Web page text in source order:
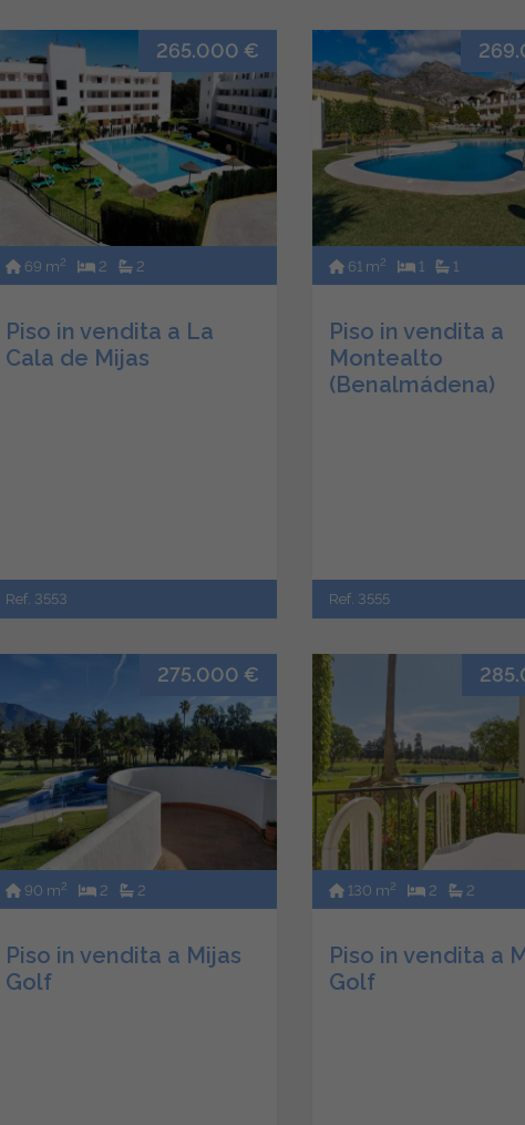
265.000 €
69 m2 2 2
Piso in vendita a La
Cala de Mijas
Ref. 3553
61 m2 1 1
Piso in vendita a
Montealto
(Benalmádena)
Ref. 3555
275.000 €
90 m2 2 2
Piso in vendita a Mijas
Golf
130 m2 2 2
Piso in vendita a
Golf